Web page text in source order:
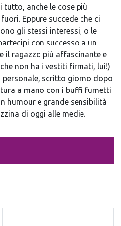
tutto, anche le cose più
Eppure succede che ci
gli stessi interessi, o le
con successo a un
il ragazzo più affascinante e
non ha i vestiti firmati, lui!)
scritto giorno dopo
a mano con i buffi fumetti
humour e grande sensibilità
di oggi alle medie.